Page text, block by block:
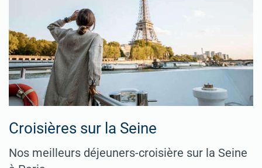
Croisières sur la Seine
Nos meilleurs déjeuners-croisière sur la Seine